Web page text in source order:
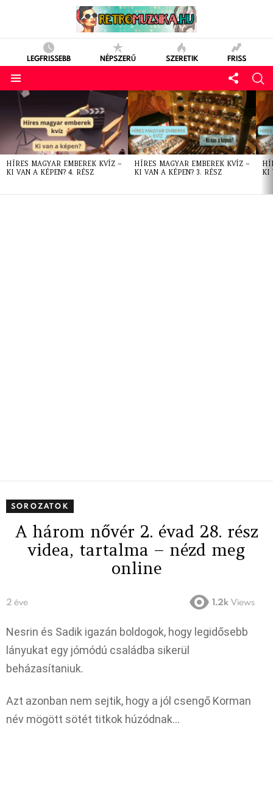
LEGFRISSEBB NÉPSZERŰ SZERETIK FRISS
LATEST
STORIES
HÍRES MAGYAR EMBEREK KVÍZ –
KI VAN A KÉPEN? 4. RÉSZ
HÍRES MAGYAR EMBEREK KVÍZ –
KI VAN A KÉPEN? 3. RÉSZ
KI
SOROZATOK
A három nővér 2. évad 28. rész
videa, tartalma – nézd meg
online
2 éve 1.2k Views
Nesrin és Sadik igazán boldogok, hogy legidősebb
lányukat egy jómódú családba sikerül
beházasítaniuk.
Azt azonban nem sejtik, hogy a jól csengő Korman
név mögött sötét titkok húzódnak…